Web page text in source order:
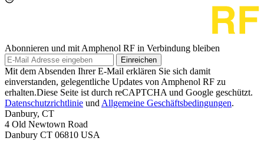
Abonnieren und mit Amphenol RF in Verbindung bleiben
Einreichen
Mit dem Absenden Ihrer E-Mail erklären Sie sich damit
einverstanden, gelegentliche Updates von Amphenol RF zu
erhalten.Diese Seite ist durch reCAPTCHA und Google geschützt.
Datenschutzrichtlinie und Allgemeine Geschäftsbedingungen.
Danbury, CT
4 Old Newtown Road
Danbury CT 06810 USA